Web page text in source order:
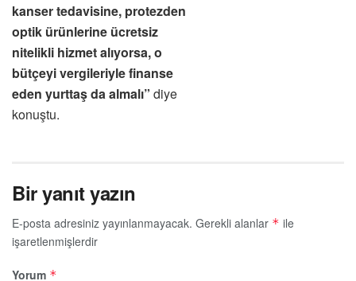
kanser tedavisine, protezden
optik ürünlerine ücretsiz
nitelikli hizmet alıyorsa, o
bütçeyi vergileriyle finanse
eden yurttaş da almalı” diye
konuştu.
Bir yanıt yazın
E-posta adresiniz yayınlanmayacak. Gerekli alanlar * ile
işaretlenmişlerdir
Yorum *